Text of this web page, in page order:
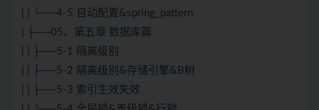
| | └──4-5 自动配置&spring_pattern
| ├──05、第五章 数据库篇
| | ├──5-1 隔离级别
| | ├──5-2 隔离级别&存储引擎&B树
| | ├──5-3 索引生效失效